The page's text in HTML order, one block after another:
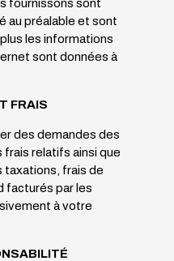
fournissons sont
au préalable et sont
les informations
sont données à
FRAIS
des demandes des
relatifs ainsi que
taxations, frais de
facturés par les
à votre